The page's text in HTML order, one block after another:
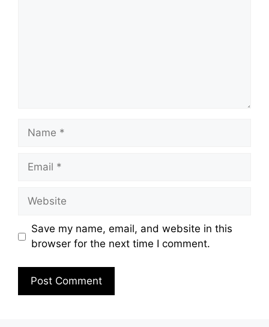
Name
Email
Website
Save my name, email, and website in this
browser for the next time I comment.